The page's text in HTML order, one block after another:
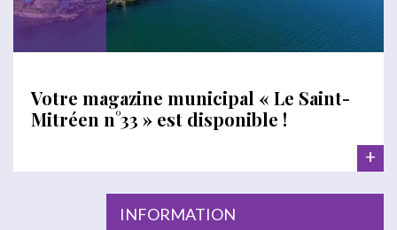
Votre magazine municipal « Le Saint-
Mitréen n°33 » est disponible !
+
INFORMATION